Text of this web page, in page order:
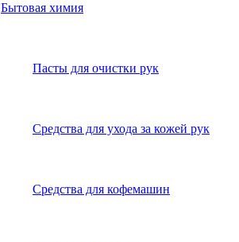
Бытовая химия
Пасты для очистки рук
Средства для ухода за кожей рук
Средства для кофемашин